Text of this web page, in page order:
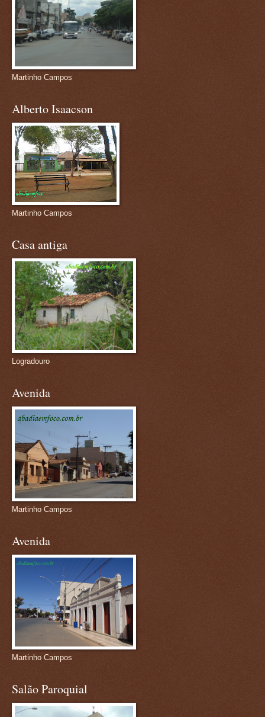
Martinho Campos
Alberto Isaacson
Martinho Campos
Casa antiga
Logradouro
Avenida
Martinho Campos
Avenida
Martinho Campos
Salão Paroquial